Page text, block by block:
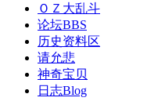
ＯＺ大乱斗
论坛BBS
历史资料区
请允悲
神奇宝贝
日志Blog